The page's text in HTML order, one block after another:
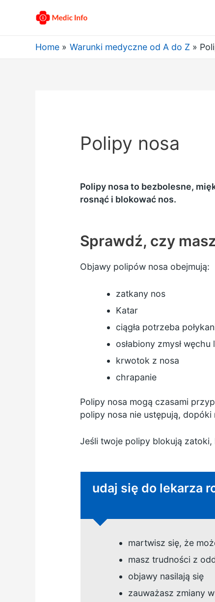
Home Warunki medyczne od A do Z
Polipy nosa
Polipy nosa to bezbolesne,
rosnąć i blokować nos.
Sprawdź, czy
Objawy polipów nosa obejmują:
zatkany nos
Katar
ciągła potrzeba
osłabiony zmysł węchu
krwotok z nosa
chrapanie
Polipy nosa mogą czasami
polipy nosa nie ustępują, dopóki
Jeśli twoje polipy blokują
Niepilna porada:
udaj się do lekarza
martwisz się, że
masz trudności z
objawy nasilają się
zauważasz zmiany